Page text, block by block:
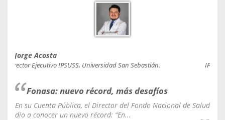
Jorge Acosta
Director Ejecutivo IPSUSS, Universidad San Sebastián.
Fonasa: nuevo récord, más desafíos
En su Cuenta Pública, el Director del Fondo Nacional de Salud
dio a conocer un nuevo récord: “En...